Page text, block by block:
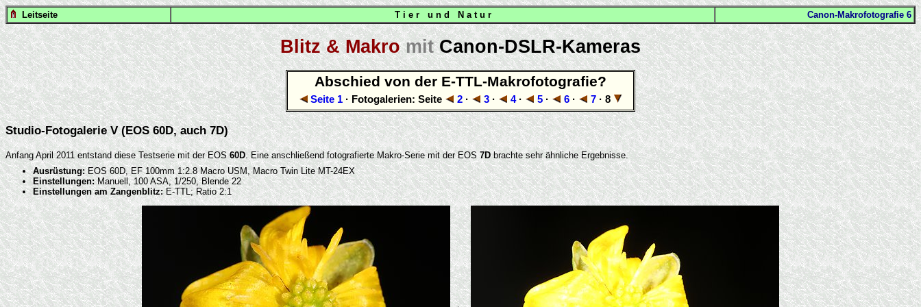
Leitseite T i e r u n d N a t u r Canon-Makrofotografie 6
Blitz & MakromitCanon-DSLR-Kameras
Abschied von der E-TTL-Makrofotografie?
Seite 1· Fotogalerien: Seite 2· 3· 4· 5· 6· 7· 8
Studio-Fotogalerie V (EOS 60D, auch 7D)
Anfang April 2011 entstand diese Testserie mit der EOS60D. Eine anschließend fotografierte Makro-Serie mit der EOS 7Dbrachte sehr ähnliche Ergebnisse.
Ausrüstung:EOS 60D, EF 100mm 1:2.8 Macro USM, Macro Twin Lite MT-24EX
Einstellungen:Manuell, 100 ASA, 1/250, Blende 22
Einstellungen am Zangenblitz:E-TTL; Ratio 2:1